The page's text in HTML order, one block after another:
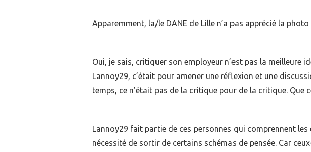
Apparemment, la/le DANE de Lille n’a pas apprécié la
Oui, je sais, critiquer son employeur n’est pas la meilleure
Lannoy29, c’était pour amener une réflexion et une
temps, ce n’était pas de la critique pour de la critique. Que
Lannoy29 fait partie de ces personnes qui comprennent les
nécessité de sortir de certains schémas de pensée. Car